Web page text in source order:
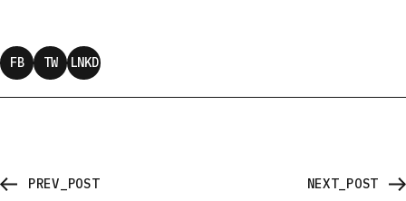
FB TW LNKD
PREV_POST NEXT_POST